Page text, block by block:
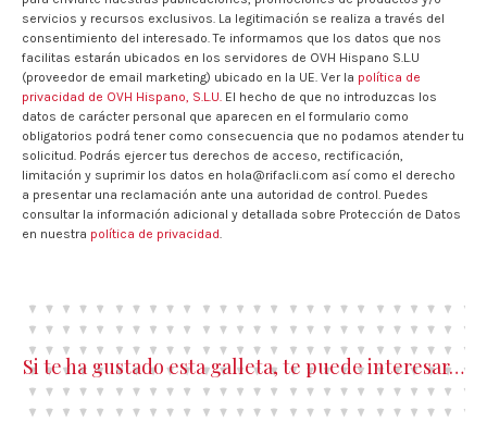
servicios y recursos exclusivos. La legitimación se realiza a través del
consentimiento del interesado. Te informamos que los datos que nos
facilitas estarán ubicados en los servidores de OVH Hispano S.L.U
(proveedor de email marketing) ubicado en la UE. Ver la política de
privacidad de OVH Hispano, S.L.U. El hecho de que no introduzcas los
datos de carácter personal que aparecen en el formulario como
obligatorios podrá tener como consecuencia que no podamos atender tu
solicitud. Podrás ejercer tus derechos de acceso, rectificación,
limitación y suprimir los datos en hola@rifacli.com así como el derecho
a presentar una reclamación ante una autoridad de control. Puedes
consultar la información adicional y detallada sobre Protección de Datos
en nuestra política de privacidad
Si te ha gustado esta galleta, te puede interesar…